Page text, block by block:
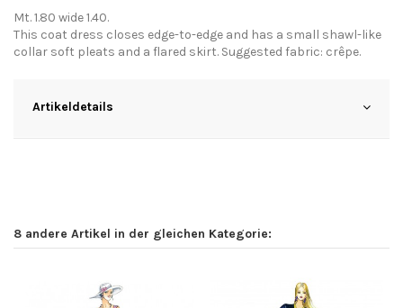
Mt. 1.80 wide 1.40.
This coat dress closes edge-to-edge and has a small shawl-like
collar soft pleats and a flared skirt. Suggested fabric: crêpe.
Artikeldetails
8 andere Artikel in der gleichen Kategorie: